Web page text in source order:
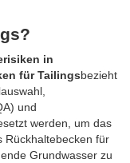
in
für Tailingsbezieht
und
werden, um das
Rückhaltebecken für
Grundwasser zu